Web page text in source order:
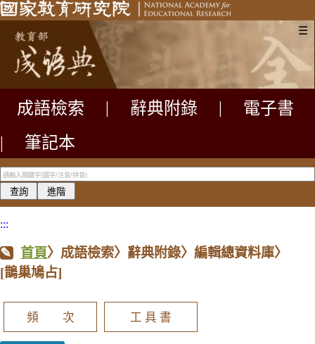
☰
成語檢索 辭典附錄
電子書
|
筆記本
:::
首頁〉成語檢索〉辭典附錄〉編輯總資料庫〉
[鵲巢鳩占]
頻 次 工 具 書